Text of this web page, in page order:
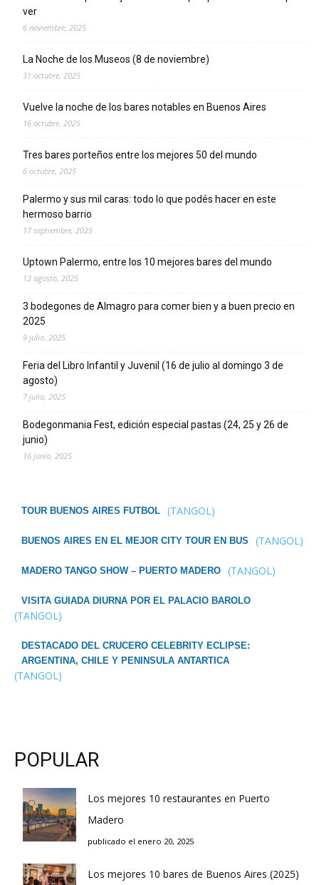
ver
6 noviembre, 2025
La Noche de los Museos (8 de noviembre)
31 octubre, 2025
Vuelve la noche de los bares notables en Buenos Aires
16 octubre, 2025
Tres bares porteños entre los mejores 50 del mundo
6 octubre, 2025
Palermo y sus mil caras: todo lo que podés hacer en este
hermoso barrio
17 septiembre, 2025
Uptown Palermo, entre los 10 mejores bares del mundo
12 agosto, 2025
3 bodegones de Almagro para comer bien y a buen precio en
2025
9 julio, 2025
Feria del Libro Infantil y Juvenil (16 de julio al domingo 3 de
agosto)
7 julio, 2025
Bodegonmania Fest, edición especial pastas (24, 25 y 26 de
junio)
16 junio, 2025
TOUR BUENOS AIRES FUTBOL (TANGOL)
BUENOS AIRES EN EL MEJOR CITY TOUR EN BUS (TANGOL)
MADERO TANGO SHOW – PUERTO MADERO (TANGOL)
VISITA GUIADA DIURNA POR EL PALACIO BAROLO
(TANGOL)
DESTACADO DEL CRUCERO CELEBRITY ECLIPSE:
ARGENTINA, CHILE Y PENINSULA ANTARTICA
(TANGOL)
POPULAR
Los mejores 10 restaurantes en Puerto
Madero
publicado el enero 20, 2025
Los mejores 10 bares de Buenos Aires (2025)